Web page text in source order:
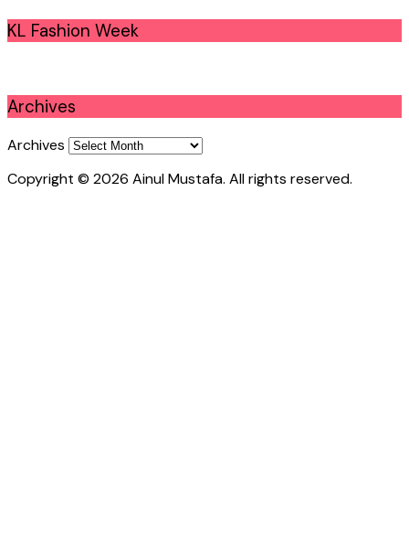
KL Fashion Week
Archives
Archives
Copyright © 2026 Ainul Mustafa. All rights reserved.